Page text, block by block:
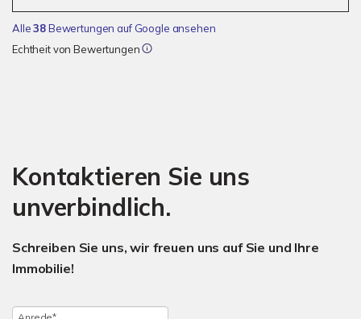
Alle38Bewertungen auf Google ansehen
Echtheit von Bewertungen
Kontaktieren Sie uns
unverbindlich.
Schreiben Sie uns, wir freuen uns auf Sie und Ihre
Immobilie!